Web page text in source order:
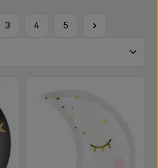
Seite
3
Seite
4
Seite
5